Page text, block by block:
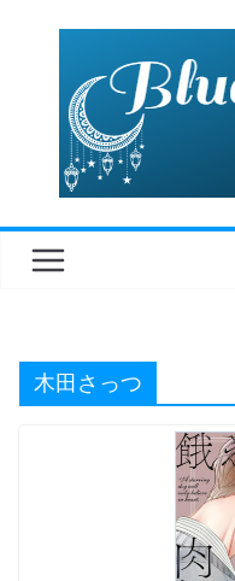
木田さっつ